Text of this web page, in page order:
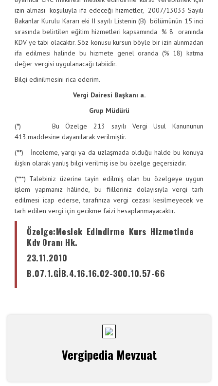
izin alması koşuluyla ifa edeceği hizmetler, 2007/13033 Sayılı
Bakanlar Kurulu Kararı eki II sayılı Listenin (B) bölümünün 15 inci
sırasında belirtilen eğitim hizmetleri kapsamında % 8 oranında
KDV ye tabi olacaktır. Söz konusu kursun böyle bir izin alınmadan
ifa edilmesi halinde bu hizmete genel oranda (% 18) katma
değer vergisi uygulanacağı tabiidir.
Bilgi edinilmesini rica ederim.
Vergi Dairesi Başkanı a.
Grup Müdürü
(*) Bu Özelge 213 sayılı Vergi Usul Kanununun
413.maddesine dayanılarak verilmiştir.
(**) İnceleme, yargı ya da uzlaşmada olduğu halde bu konuya
ilişkin olarak yanlış bilgi verilmiş ise bu özelge geçersizdir.
(***) Talebiniz üzerine tayin edilmiş olan bu özelgeye uygun
işlem yapmanız hâlinde, bu fiilleriniz dolayısıyla vergi tarh
edilmesi icap ederse, tarafınıza vergi cezası kesilmeyecek ve
tarh edilen vergi için gecikme faizi hesaplanmayacaktır.
Özelge:Meslek Edindirme Kurs Hizmetinde
Kdv Oranı Hk.
23.11.2010
B.07.1.GİB.4.16.16.02-300.10.57-66
Vergipedia Mevzuat